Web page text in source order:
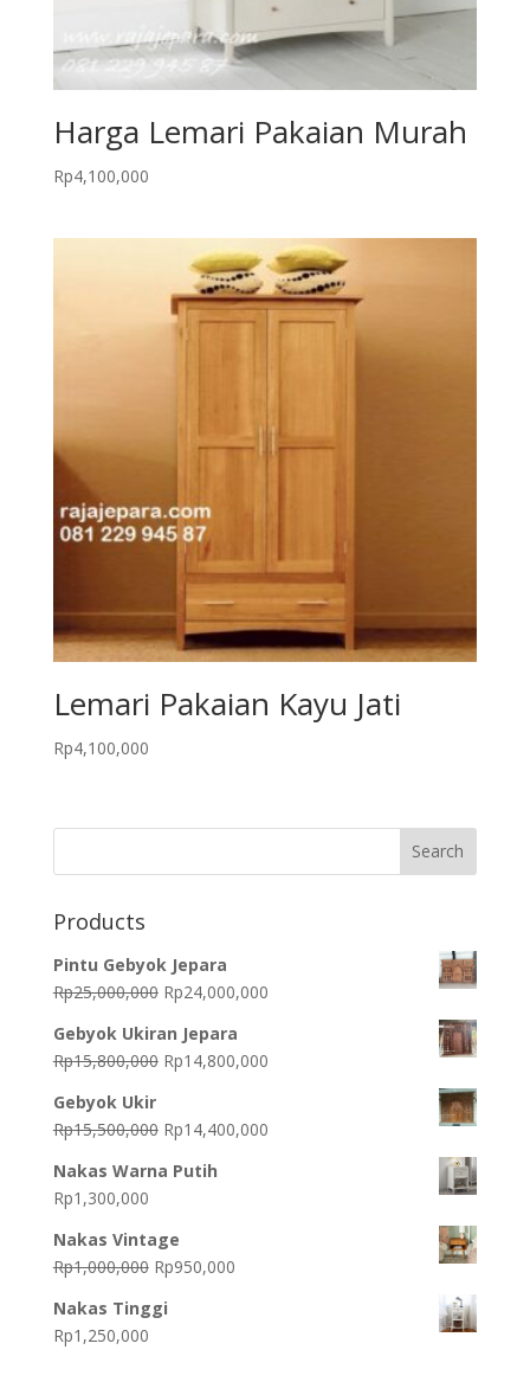
Harga Lemari Pakaian Murah
Rp4,100,000
Lemari Pakaian Kayu Jati
Rp4,100,000
Products
Pintu Gebyok Jepara
Rp25,000,000 Original
was:
Rp25,000,000.
Rp24,000,000Current
Rp24,000,000.
Gebyok Ukiran Jepara
Rp15,800,000 Original
Rp15,800,000.
Rp14,800,000Current
Rp14,800,000.
Gebyok Ukir
Rp15,500,000 Original
was:
Rp14,400,000Current
Nakas Warna Putih
Rp1,300,000
Nakas Vintage
Rp1,000,000 Original
was:
Rp950,000Current
Nakas Tinggi
Rp1,250,000